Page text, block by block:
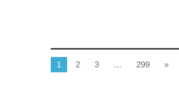
1 2 3 … 299 »